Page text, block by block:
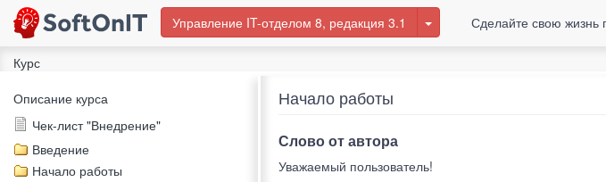
Управление IT-отделом 8, редакция 3.1 Сделайте свою жизнь
Курс
Описание курса
Чек-лист "Внедрение"
Введение
Начало работы
Начало работы
Слово от автора
Уважаемый пользователь!